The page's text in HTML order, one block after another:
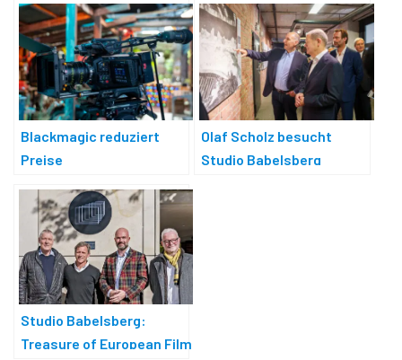
Blackmagic reduziert
Preise
Olaf Scholz besucht
Studio Babelsberg
Studio Babelsberg:
Treasure of European Film